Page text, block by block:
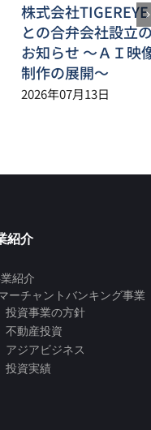
株式会社TIGEREYE
との合弁会社設立
お知らせ ～ＡＩ映
制作の展開～
2026年07月13日
紹介
紹介
ーチャントバンキング事業
投資事業の方針
不動産投資
アジアビジネス
投資実績